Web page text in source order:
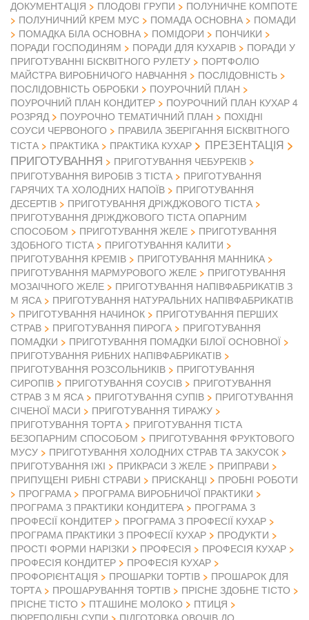
ДОКУМЕНТАЦІЯ ПЛОДОВІ ГРУПИ
ПОЛУНИЧНЕ КОМПОТЕ
ПОЛУНИЧНИЙ КРЕМ МУС
ПОМАДА ОСНОВНА
ПОМАДИ
ПОМАДКА БІЛА ОСНОВНА
ПОМІДОРИ
ПОНЧИКИ
ПОРАДИ ГОСПОДИНЯМ
ПОРАДИ ДЛЯ КУХАРІВ
ПОРАДИ У
ПРИГОТУВАННІ БІСКВІТНОГО РУЛЕТУ
ПОРТФОЛІО
МАЙСТРА ВИРОБНИЧОГО НАВЧАННЯ
ПОСЛІДОВНІСТЬ
ПОСЛІДОВНІСТЬ ОБРОБКИ
ПОУРОЧНИЙ ПЛАН
ПОУРОЧНИЙ ПЛАН КОНДИТЕР
ПОУРОЧНИЙ ПЛАН КУХАР 4
РОЗРЯД
ПОУРОЧНО ТЕМАТИЧНИЙ ПЛАН
ПОХІДНІ
СОУСИ ЧЕРВОНОГО
ПРАВИЛА ЗБЕРІГАННЯ БІСКВІТНОГО
ТІСТА
ПРАКТИКА ПРАКТИКА КУХАР
ПРЕЗЕНТАЦІЯ
ПРИГОТУВАННЯ
ПРИГОТУВАННЯ ЧЕБУРЕКІВ
ПРИГОТУВАННЯ ВИРОБІВ З ТІСТА
ПРИГОТУВАННЯ
ГАРЯЧИХ ТА ХОЛОДНИХ НАПОЇВ
ПРИГОТУВАННЯ
ДЕСЕРТІВ
ПРИГОТУВАННЯ ДРІЖДЖОВОГО ТІСТА
ПРИГОТУВАННЯ ДРІЖДЖОВОГО ТІСТА ОПАРНИМ
СПОСОБОМ
ПРИГОТУВАННЯ ЖЕЛЕ
ПРИГОТУВАННЯ
ЗДОБНОГО ТІСТА
ПРИГОТУВАННЯ КАЛИТИ
ПРИГОТУВАННЯ КРЕМІВ
ПРИГОТУВАННЯ МАННИКА
ПРИГОТУВАННЯ МАРМУРОВОГО ЖЕЛЕ
ПРИГОТУВАННЯ
МОЗАІЧНОГО ЖЕЛЕ
ПРИГОТУВАННЯ НАПІВФАБРИКАТІВ З
М ЯСА
ПРИГОТУВАННЯ НАТУРАЛЬНИХ НАПІВФАБРИКАТІВ
ПРИГОТУВАННЯ НАЧИНОК
ПРИГОТУВАННЯ ПЕРШИХ
СТРАВ
ПРИГОТУВАННЯ ПИРОГА
ПРИГОТУВАННЯ
ПОМАДКИ
ПРИГОТУВАННЯ ПОМАДКИ БІЛОЇ ОСНОВНОЇ
ПРИГОТУВАННЯ РИБНИХ НАПІВФАБРИКАТІВ
ПРИГОТУВАННЯ РОЗСОЛЬНИКІВ
ПРИГОТУВАННЯ
СИРОПІВ
ПРИГОТУВАННЯ СОУСІВ
ПРИГОТУВАННЯ
СТРАВ З М ЯСА
ПРИГОТУВАННЯ СУПІВ
ПРИГОТУВАННЯ
СІЧЕНОЇ МАСИ
ПРИГОТУВАННЯ ТИРАЖУ
ПРИГОТУВАННЯ ТОРТА
ПРИГОТУВАННЯ ТІСТА
БЕЗОПАРНИМ СПОСОБОМ
ПРИГОТУВАННЯ ФРУКТОВОГО
МУСУ
ПРИГОТУВАННЯ ХОЛОДНИХ СТРАВ ТА ЗАКУСОК
ПРИГОТУВАННЯ ІЖІ
ПРИКРАСИ З ЖЕЛЕ
ПРИПРАВИ
ПРИПУЩЕНІ РИБНІ СТРАВИ
ПРИСКАНЦІ
ПРОБНІ РОБОТИ
ПРОГРАМА
ПРОГРАМА ВИРОБНИЧОЇ ПРАКТИКИ
ПРОГРАМА З ПРАКТИКИ КОНДИТЕРА
ПРОГРАМА З
ПРОФЕСІЇ КОНДИТЕР
ПРОГРАМА З ПРОФЕСІЇ КУХАР
ПРОГРАМА ПРАКТИКИ З ПРОФЕСІЇ КУХАР
ПРОДУКТИ
ПРОСТІ ФОРМИ НАРІЗКИ
ПРОФЕСІЯ
ПРОФЕСІЯ КУХАР
ПРОФЕСІЯ КОНДИТЕР
ПРОФЕСІЯ КУХАР
ПРОФОРІЄНТАЦІЯ
ПРОШАРКИ ТОРТІВ
ПРОШАРОК ДЛЯ
ТОРТА
ПРОШАРУВАННЯ ТОРТІВ
ПРІСНЕ ЗДОБНЕ ТІСТО
ПРІСНЕ ТІСТО
ПТАШИНЕ МОЛОКО
ПТИЦЯ